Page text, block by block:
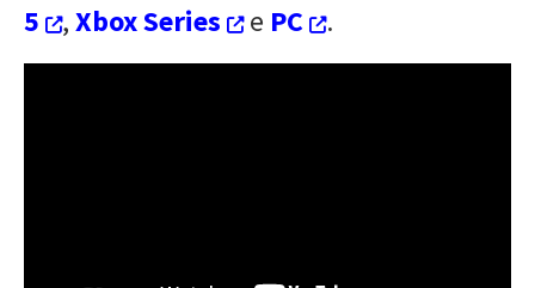
5
,Xbox Series e PC .